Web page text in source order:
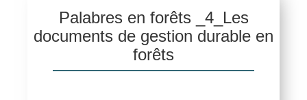
Palabres en forêts _4_Les
documents de gestion durable en
forêts